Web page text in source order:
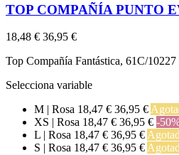
TOP COMPAÑÍA PUNTO
18,48 € 36,95 €
Top Compañía Fantástica, 61C/
Selecciona variable
M | Rosa 18,47 € 36,95 €
XS | Rosa 18,47 € 36,95 € -
L | Rosa 18,47 € 36,95 €
S | Rosa 18,47 € 36,95 €